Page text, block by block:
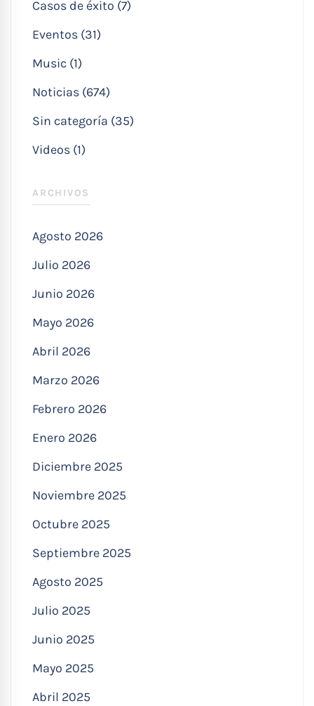
Casos de éxito (7)
Eventos (31)
Music (1)
Noticias (674)
Sin categoría (35)
Videos (1)
ARCHIVOS
Agosto 2026
Julio 2026
Junio 2026
Mayo 2026
Abril 2026
Marzo 2026
Febrero 2026
Enero 2026
Diciembre 2025
Noviembre 2025
Octubre 2025
Septiembre 2025
Agosto 2025
Julio 2025
Junio 2025
Mayo 2025
Abril 2025